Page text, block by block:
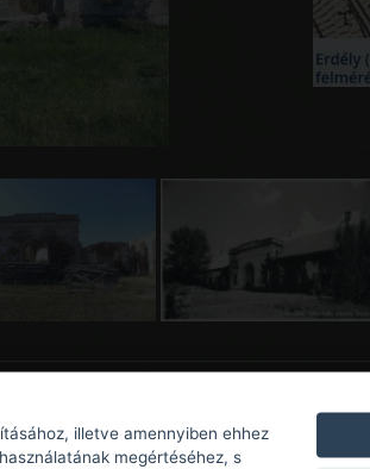
illetve amennyiben ehhez
megértéséhez, s